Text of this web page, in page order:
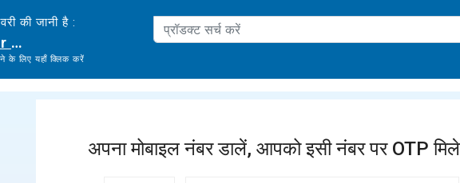
की जानी है :
delivery location
के लिए यहाँ क्लिक करें
अपना मोबाइल नंबर डालें, आपको इसी नंबर पर OTP